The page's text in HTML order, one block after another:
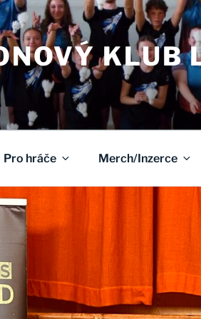
KLUB
Pro hráče Merch/Inzerce